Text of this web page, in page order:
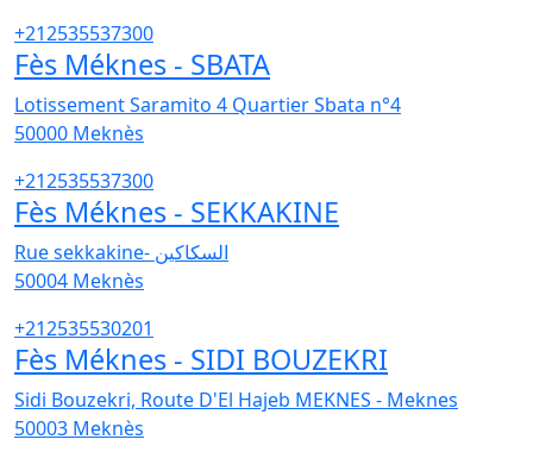
+212535537300
Fès Méknes - SBATA
Lotissement Saramito 4 Quartier Sbata n°4
50000 Meknès
+212535537300
Fès Méknes - SEKKAKINE
Rue sekkakine- السكاكين
50004 Meknès
+212535530201
Fès Méknes - SIDI BOUZEKRI
Sidi Bouzekri, Route D'El Hajeb MEKNES - Meknes
50003 Meknès